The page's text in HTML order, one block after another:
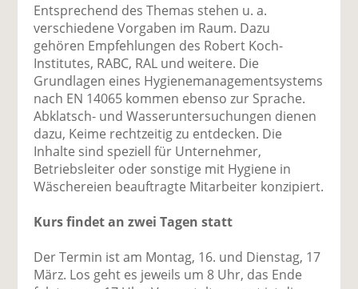
k
te
il
e
n
e
e
n
Entsprechend des Themas stehen u. a.
verschiedene Vorgaben im Raum. Dazu
gehören Empfehlungen des Robert Koch-
Institutes, RABC, RAL und weitere. Die
Grundlagen eines Hygienemanagementsystems
nach EN 14065 kommen ebenso zur Sprache.
Abklatsch- und Wasseruntersuchungen dienen
dazu, Keime rechtzeitig zu entdecken. Die
Inhalte sind speziell für Unternehmer,
Betriebsleiter oder sonstige mit Hygiene in
Wäschereien beauftragte Mitarbeiter konzipiert.
Kurs findet an zwei Tagen statt
Der Termin ist am Montag, 16. und Dienstag, 17
März. Los geht es jeweils um 8 Uhr, das Ende